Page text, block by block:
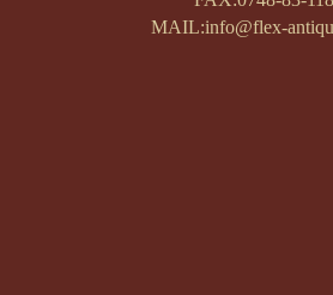
MAIL:info@flex-